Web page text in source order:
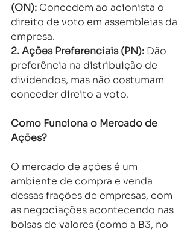
(ON): Concedem ao acionista o
direito de voto em assembleias da
empresa.
2. Ações Preferenciais (PN): Dão
preferência na distribuição de
dividendos, mas não costumam
conceder direito a voto.
Como Funciona o Mercado de
Ações?
O mercado de ações é um
ambiente de compra e venda
dessas frações de empresas, com
as negociações acontecendo nas
bolsas de valores (como a B3, no